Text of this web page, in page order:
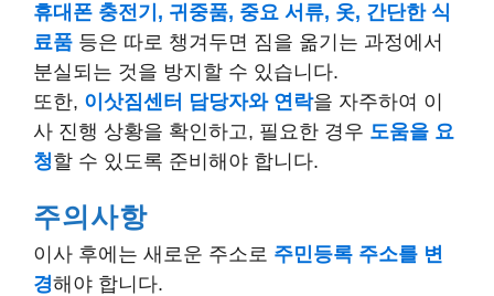
휴대폰 충전기, 귀중품, 중요 서류, 옷, 간단한 식
료품 등은 따로 챙겨두면 짐을 옮기는 과정에서
분실되는 것을 방지할 수 있습니다.
또한, 이삿짐센터 담당자와 연락을 자주하여 이
사 진행 상황을 확인하고, 필요한 경우 도움을 요
청할 수 있도록 준비해야 합니다.
주의사항
이사 후에는 새로운 주소로 주민등록 주소를 변
경해야 합니다.